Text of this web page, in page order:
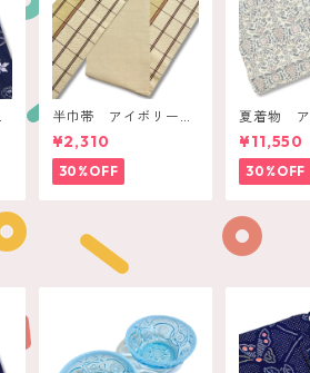
半巾帯 アイボリー
ブラウンチェック
¥2,310
30%OFF
夏着物
ペールボタ
¥11,550
30%OFF